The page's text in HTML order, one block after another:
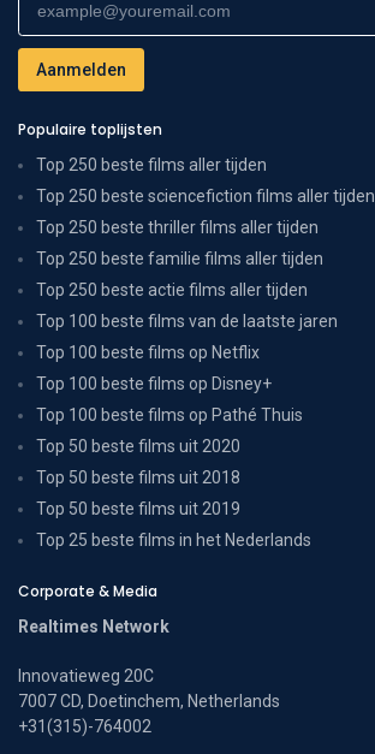
Populaire toplijsten
Top 250 beste films aller tijden
Top 250 beste sciencefiction films aller tijden
Top 250 beste thriller films aller tijden
Top 250 beste familie films aller tijden
Top 250 beste actie films aller tijden
Top 100 beste films van de laatste jaren
Top 100 beste films op Netflix
Top 100 beste films op Disney+
Top 100 beste films op Pathé Thuis
Top 50 beste films uit 2020
Top 50 beste films uit 2018
Top 50 beste films uit 2019
Top 25 beste films in het Nederlands
Corporate & Media
Realtimes Network
Innovatieweg 20C
7007 CD, Doetinchem, Netherlands
+31(315)-764002